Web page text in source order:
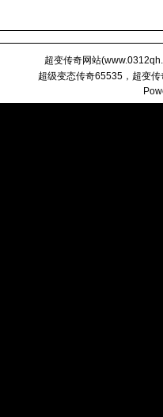
超变传奇网站(
超级变态传奇65535，超变